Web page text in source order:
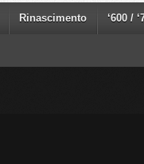
Rinascimento ‘600 /